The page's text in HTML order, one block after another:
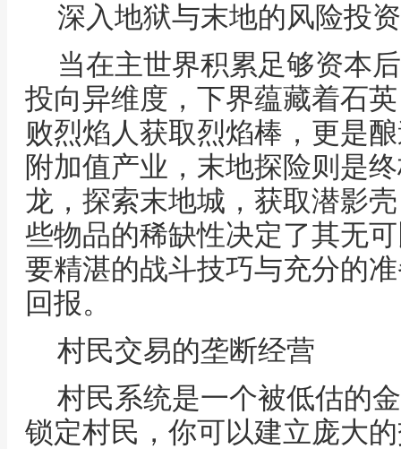
深入地狱与末地的风险投资
当在主世界积累足够资本
投向异维度，下界蕴藏着石
败烈焰人获取烈焰棒，更是
附加值产业，末地探险则是
龙，探索末地城，获取潜影
些物品的稀缺性决定了其无
要精湛的战斗技巧与充分的
回报。
村民交易的垄断经营
村民系统是一个被低估的
锁定村民，你可以建立庞大